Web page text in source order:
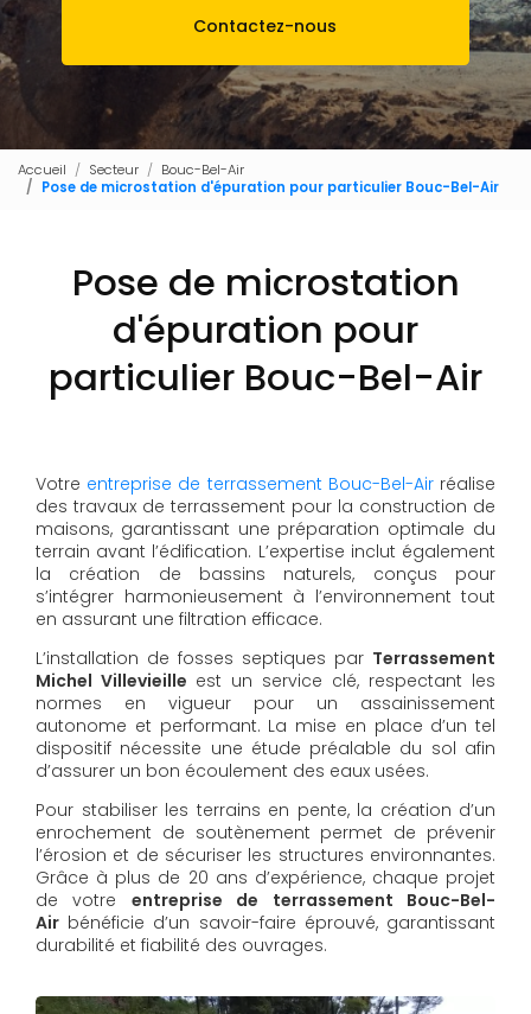
Contactez-nous
Accueil Secteur
Bouc-Bel-Air
Pose de microstation d'épuration pour particulier Bouc-Bel-Air
Pose de microstation
d'épuration pour
particulier Bouc-Bel-Air
Votre entreprise de terrassement Bouc-Bel-Airréalise
des travaux de terrassement pour la construction de
maisons, garantissant une préparation optimale du
terrain avant l’édification. L’expertise inclut également
la création de bassins naturels, conçus pour
s’intégrer harmonieusement à l’environnement tout
en assurant une filtration efficace.
L’installation de fosses septiques par Terrassement
Michel Villevieille est un service clé, respectant les
normes en vigueur pour un assainissement
autonome et performant. La mise en place d’un tel
dispositif nécessite une étude préalable du sol afin
d’assurer un bon écoulement des eaux usées.
Pour stabiliser les terrains en pente, la création d’un
enrochement de soutènement permet de prévenir
l’érosion et de sécuriser les structures environnantes.
Grâce à plus de 20 ans d’expérience, chaque projet
de votre entreprise de terrassement Bouc-Bel-
Air bénéficie d’un savoir-faire éprouvé, garantissant
durabilité et fiabilité des ouvrages.